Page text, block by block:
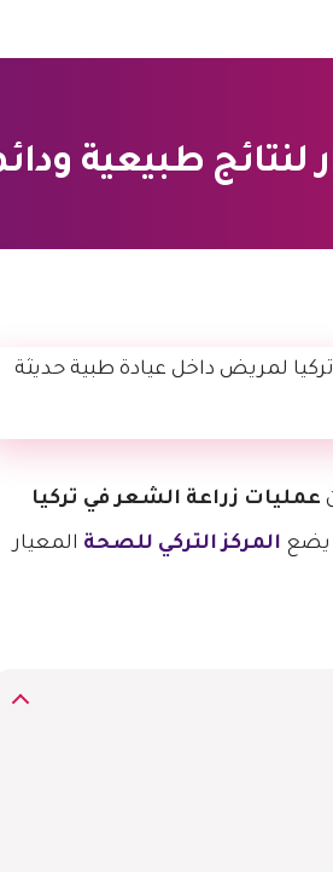
عمليات زراعة الشعر في تركيا
المركز التركي للصحة المعيار